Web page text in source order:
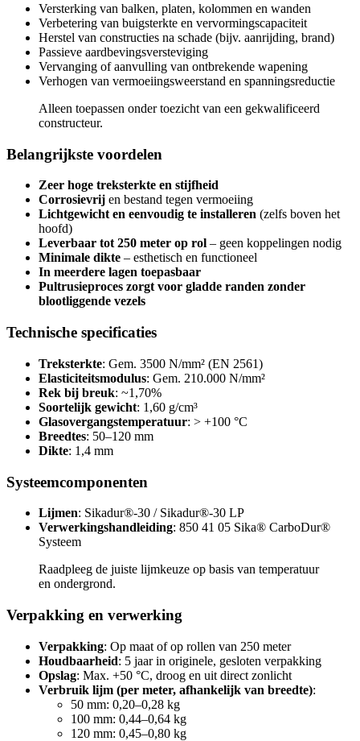
Versterking van balken, platen, kolommen en wanden
Verbetering van buigsterkte en vervormingscapaciteit
Herstel van constructies na schade (bijv. aanrijding, brand)
Passieve aardbevingsversteviging
Vervanging of aanvulling van ontbrekende wapening
Verhogen van vermoeiingsweerstand en spanningsreductie
Alleen toepassen onder toezicht van een gekwalificeerd
constructeur.
Belangrijkste voordelen
Zeer hoge treksterkte en stijfheid
Corrosievrij en bestand tegen vermoeiing
Lichtgewicht en eenvoudig te installeren (zelfs boven het
hoofd)
Leverbaar tot 250 meter op rol – geen koppelingen nodig
Minimale dikte – esthetisch en functioneel
In meerdere lagen toepasbaar
Pultrusieproces zorgt voor gladde randen zonder
blootliggende vezels
Technische specificaties
Treksterkte: Gem. 3500 N/mm² (EN 2561)
Elasticiteitsmodulus: Gem. 210.000 N/mm²
Rek bij breuk: ~1,70%
Soortelijk gewicht: 1,60 g/cm³
Glasovergangstemperatuur: > +100 °C
Breedtes: 50–120 mm
Dikte: 1,4 mm
Systeemcomponenten
Lijmen: Sikadur®-30 / Sikadur®-30 LP
Verwerkingshandleiding: 850 41 05 Sika® CarboDur®
Systeem
Raadpleeg de juiste lijmkeuze op basis van temperatuur
en ondergrond.
Verpakking en verwerking
Verpakking: Op maat of op rollen van 250 meter
Houdbaarheid: 5 jaar in originele, gesloten verpakking
Opslag: Max. +50 °C, droog en uit direct zonlicht
Verbruik lijm (per meter, afhankelijk van breedte):
50 mm: 0,20–0,28 kg
100 mm: 0,44–0,64 kg
120 mm: 0,45–0,80 kg